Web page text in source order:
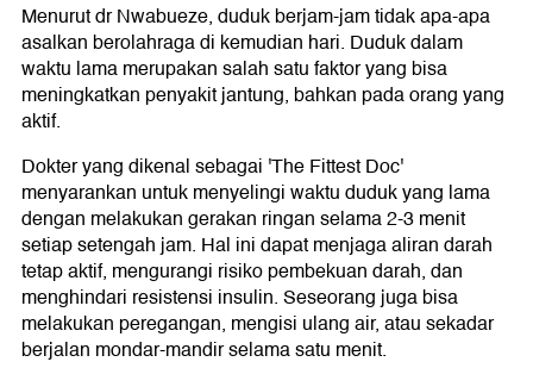
Menurut dr Nwabueze, duduk berjam-jam tidak apa-apa
asalkan berolahraga di kemudian hari. Duduk dalam
waktu lama merupakan salah satu faktor yang bisa
meningkatkan penyakit jantung, bahkan pada orang yang
aktif.
Dokter yang dikenal sebagai 'The Fittest Doc'
menyarankan untuk menyelingi waktu duduk yang lama
dengan melakukan gerakan ringan selama 2-3 menit
setiap setengah jam. Hal ini dapat menjaga aliran darah
tetap aktif, mengurangi risiko pembekuan darah, dan
menghindari resistensi insulin. Seseorang juga bisa
melakukan peregangan, mengisi ulang air, atau sekadar
berjalan mondar-mandir selama satu menit.